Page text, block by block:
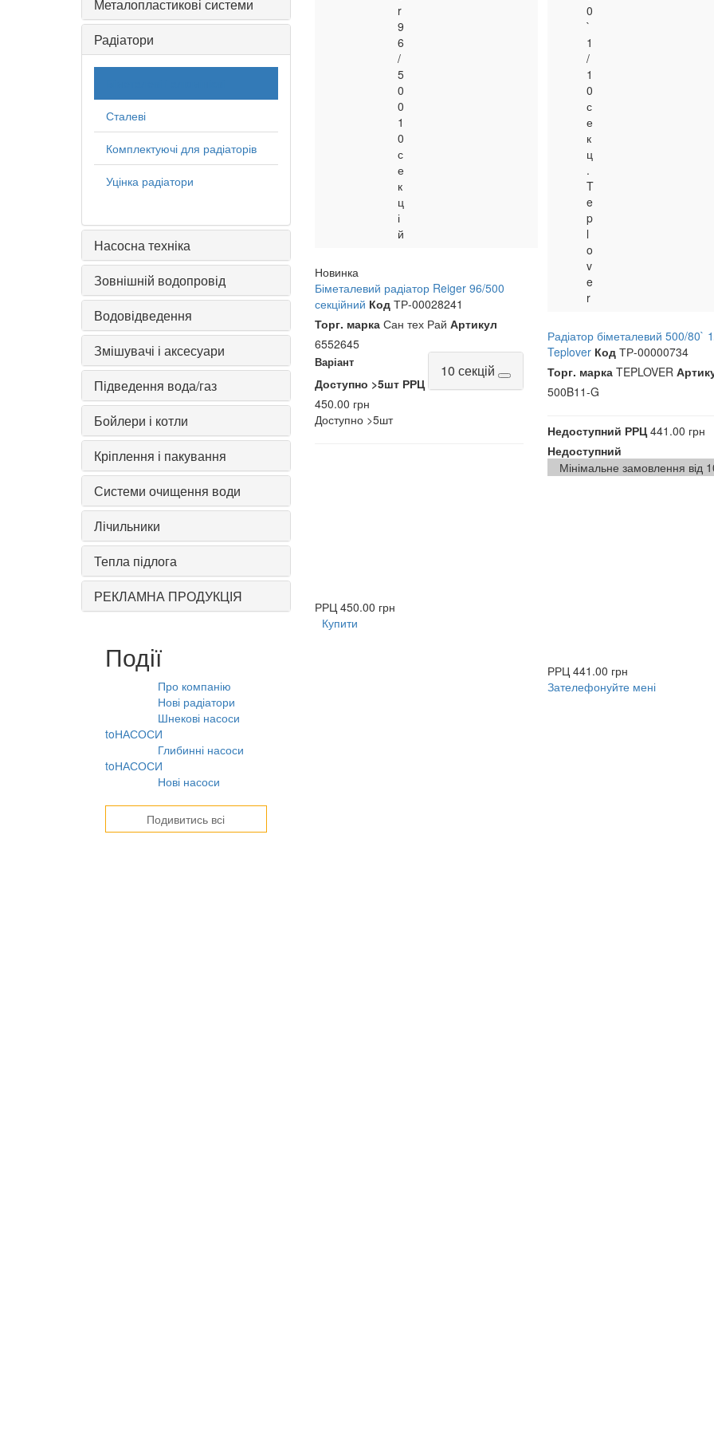
Металопластикові системи
Радіатори
Сталеві
Комплектуючі для радіаторів
Уцінка радіатори
Насосна техніка
Зовнішній водопровід
Водовідведення
Змішувачі і аксесуари
Підведення вода/газ
Бойлери і котли
Кріплення і пакування
Системи очищення води
Лічильники
Тепла підлога
РЕКЛАМНА ПРОДУКЦІЯ
Події
Про компанію
Нові радіатори
Шнекові насоси
toНАСОСИ
Глибинні насоси
toНАСОСИ
Нові насоси
Подивитись всі
r
9
6
/
5
0
0
1
0
с
е
к
ц
і
й
Новинка
Біметалевий радіатор Reiger 96/500
секційний КодТР-00028241
Торг. маркаСан тех Рай Артикул
6552645
Варіант 10 секцій
Доступно >5шт РРЦ
450.00 грн
Доступно >5шт
РРЦ 450.00 грн
Купити
0
`
1
/
1
0
с
е
к
ц
.
T
e
p
l
o
v
e
r
Радіатор біметалевий 500/80`
Teplover КодТР-00000734
Торг. маркаTEPLOVER
500B11-G
Недоступний РРЦ441.00 грн
Недоступний
Мінімальне замовлення від
РРЦ 441.00 грн
Зателефонуйте мені